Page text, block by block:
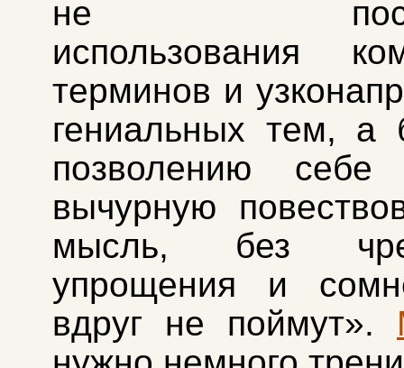
не
использования
терминов и
гениальных тем, а
позволению себе
вычурную
мысль, без
упрощения и
вдруг не поймут».